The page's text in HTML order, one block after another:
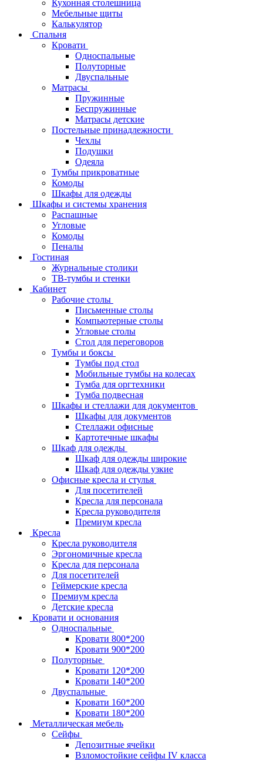
Кухонная столешница
Мебельные щиты
Калькулятор
Спальня
Кровати
Односпальные
Полуторные
Двуспальные
Матрасы
Пружинные
Беспружинные
Матрасы детские
Постельные принадлежности
Чехлы
Подушки
Одеяла
Тумбы прикроватные
Комоды
Шкафы для одежды
Шкафы и системы хранения
Распашные
Угловые
Комоды
Пеналы
Гостиная
Журнальные столики
ТВ‑тумбы и стенки
Кабинет
Рабочие столы
Письменные столы
Компьютерные столы
Угловые столы
Стол для переговоров
Тумбы и боксы
Тумбы под стол
Мобильные тумбы на колесах
Тумба для оргтехники
Тумба подвесная
Шкафы и стеллажи для документов
Шкафы для документов
Стеллажи офисные
Картотечные шкафы
Шкаф для одежды
Шкаф для одежды широкие
Шкаф для одежды узкие
Офисные кресла и стулья
Для посетителей
Кресла для персонала
Кресла руководителя
Премиум кресла
Кресла
Кресла руководителя
Эргономичные кресла
Кресла для персонала
Для посетителей
Геймерские кресла
Премиум кресла
Детские кресла
Кровати и основания
Односпальные
Кровати 800*200
Кровати 900*200
Полуторные
Кровати 120*200
Кровати 140*200
Двуспальные
Кровати 160*200
Кровати 180*200
Металлическая мебель
Сейфы
Депозитные ячейки
Взломостойкие сейфы IV класса